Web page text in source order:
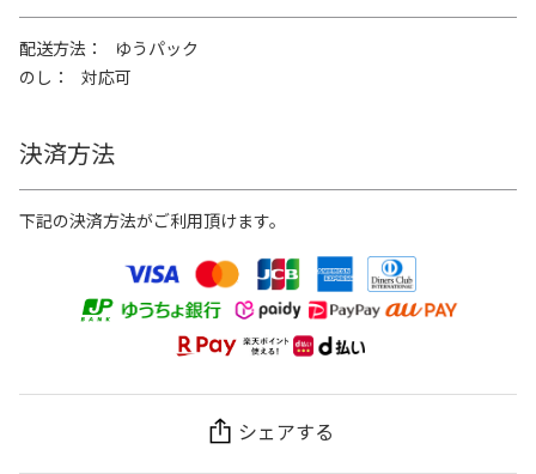
配送方法
ゆうパック
のし
対応可
決済方法
下記の決済方法がご利用頂けます。
シェアする